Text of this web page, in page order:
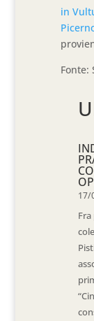
in
Fonte:
17/